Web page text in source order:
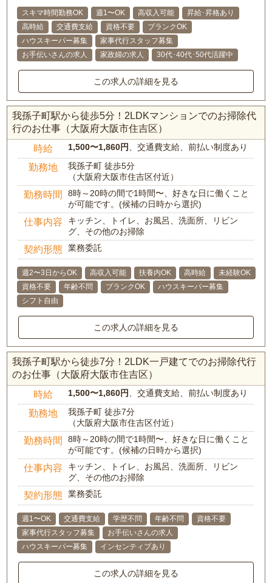
スキマ時間勤務OK 週1〜OK 高収入可能
昇給･昇格あり
高時給
交通費支給 資格不要
ブランクOK
ハウスキーパー募集
家事代行スタッフ募集
お手伝いさんの求人
家政婦の求人 30代･40代･50代活躍中
この求人の詳細を見る
我孫子町駅から徒歩5分！2LDKマンションでのお掃除代
行のお仕事（大阪府大阪市住吉区）
時給 1,500〜1,860円 、交通費支給、前払い制度あり
勤務地
我孫子町 徒歩5分
（大阪府大阪市住吉区付近）
勤務時間
8時～20時の間で1時間〜、好きな日に働くこと
が可能です。(候補の日時から選択)
仕事内容
キッチン、トイレ、お風呂、洗面所、リビン
グ、その他のお掃除
契約形態 業務委託
週2〜3日からOK 高収入可能 扶養内OK 高時給
未経験OK
資格不要
年齢不問 ブランクOK
ハウスキーパー募集
シフト自由
この求人の詳細を見る
我孫子町駅から徒歩7分！2LDK一戸建てでのお掃除代行
のお仕事（大阪府大阪市住吉区）
時給 1,500〜1,860円 、交通費支給、前払い制度あり
勤務地
我孫子町 徒歩7分
（大阪府大阪市住吉区付近）
勤務時間
8時～20時の間で1時間〜、好きな日に働くこと
が可能です。(候補の日時から選択)
仕事内容
キッチン、トイレ、お風呂、洗面所、リビン
グ、その他のお掃除
契約形態 業務委託
週1〜OK 交通費支給 学歴不問 年齢不問
資格不要
家事代行スタッフ募集
お手伝いさんの求人
ハウスキーパー募集
インセンティブあり
この求人の詳細を見る